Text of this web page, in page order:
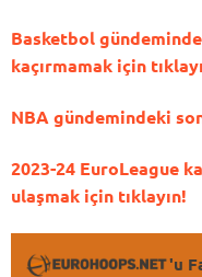
Basketbol
kaçırmamak için
NBA gündemindeki
2023-24 EuroLeague
ulaşmak için tıklayın!
'u